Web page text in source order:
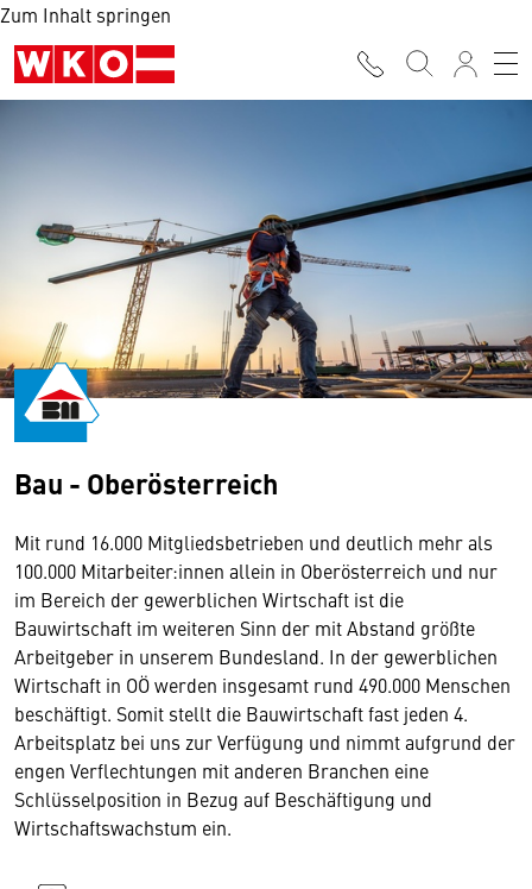
Zum Inhalt springen
Bau - Oberösterreich
Mit rund 16.000 Mitgliedsbetrieben und deutlich mehr als
100.000 Mitarbeiter:innen allein in Oberösterreich und nur
im Bereich der gewerblichen Wirtschaft ist die
Bauwirtschaft im weiteren Sinn der mit Abstand größte
Arbeitgeber in unserem Bundesland. In der gewerblichen
Wirtschaft in OÖ werden insgesamt rund 490.000 Menschen
beschäftigt. Somit stellt die Bauwirtschaft fast jeden 4.
Arbeitsplatz bei uns zur Verfügung und nimmt aufgrund der
engen Verflechtungen mit anderen Branchen eine
Schlüsselposition in Bezug auf Beschäftigung und
Wirtschaftswachstum ein.